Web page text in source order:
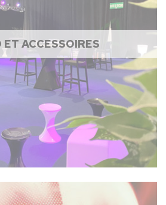
ET ACCESSOIRES